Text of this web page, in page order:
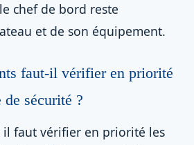
chef de bord reste
et de son équipement.
faut-il vérifier en priorité
sécurité ?
il faut vérifier en priorité les